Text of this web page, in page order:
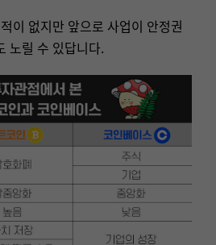
이 없지만 앞으로 사업이 안정권
노릴 수 있답니다.